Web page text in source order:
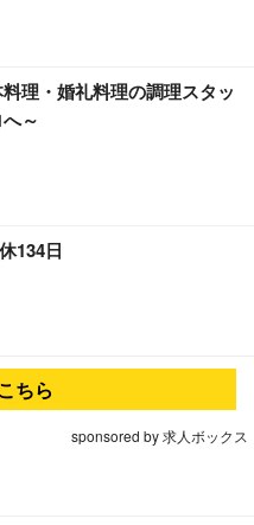
理・婚礼料理の調理スタッ
～
134日
ちら
sponsored by 求人ボックス